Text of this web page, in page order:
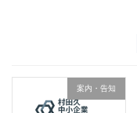
案内・告知